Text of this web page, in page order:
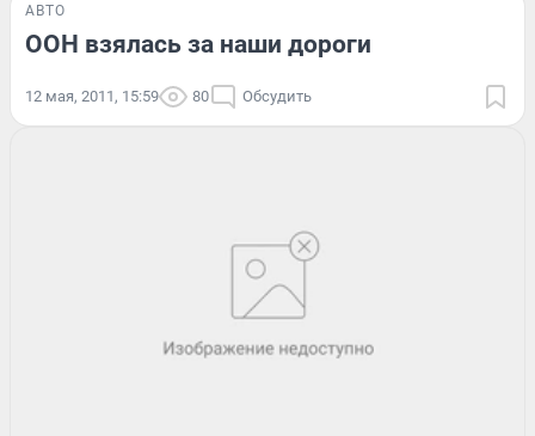
АВТО
ООН взялась за наши дороги
12 мая, 2011, 15:59 80 Обсудить